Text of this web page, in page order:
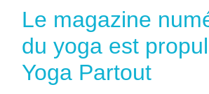
Le magazine
du yoga est
Yoga Partout